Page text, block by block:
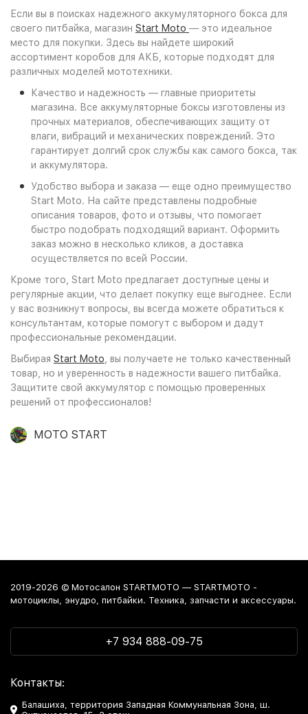
Если вы в поисках надежного аккумуляторного бокса для
своего питбайка, магазин Start Moto — это идеальное
место для покупки. Здесь вы найдете широкий
ассортимент коробов для АКБ, которые подходят для
различных моделей мототехники.
Качество и надежность — главные приоритеты
магазина. Все аккумуляторные боксы изготовлены из
прочных материалов, обеспечивающих защиту от
влаги, вибраций и механических повреждений. Это
гарантирует долгий срок службы как самого бокса, так
и аккумулятора.
Удобство выбора и заказа — еще одно преимущество
Start Moto. На сайте представлены подробные
описания товаров, фото и отзывы, что помогает
быстро подобрать подходящий вариант. Оформить
заказ можно в несколько кликов, а доставка
осуществляется по всей России.
Кроме того, Start Moto предлагает доступные цены и
регулярные акции, что делает покупку еще выгоднее. Если
у вас возникнут вопросы, вы всегда можете обратиться к
консультантам, которые помогут с выбором и дадут
профессиональные рекомендации.
Выбирая Start Moto, вы получаете не только качественный
товар, но и уверенность в надежности вашего питбайка.
Защитите свой аккумулятор с помощью проверенных
решений от профессионалов!
MOTO START
2019-2026 © Мотосалон STARTMOTO — STARTMOTO -
мотоциклы, энудро, питбайки. Техника, запчасти и аксессуары.
+7 934 888-09-75
Контакты:
Балашиха, территория Западная Коммунальная Зона, ш.